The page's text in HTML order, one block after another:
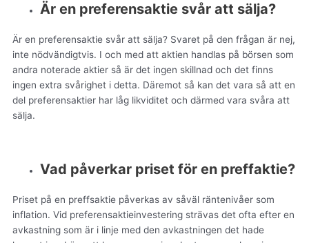
Är en preferensaktie svår att sälja?
Är en preferensaktie svår att sälja? Svaret på den frågan är nej,
inte nödvändigtvis. I och med att aktien handlas på börsen som
andra noterade aktier så är det ingen skillnad och det finns
ingen extra svårighet i detta. Däremot så kan det vara så att en
del preferensaktier har låg likviditet och därmed vara svåra att
sälja.
Vad påverkar priset för en preffaktie?
Priset på en preffsaktie påverkas av såväl räntenivåer som
inflation. Vid preferensaktieinvestering strävas det ofta efter en
avkastning som är i linje med den avkastningen det hade